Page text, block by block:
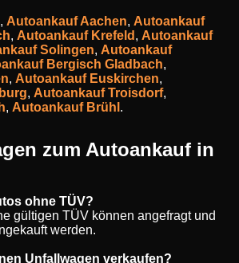
, Autoankauf Aachen, Autoankauf
, Autoankauf Krefeld , Autoankauf
Solingen, Autoankauf
Bergisch Gladbach,
, Autoankauf Euskirchen,
, Autoankauf Troisdorf,
, Autoankauf Brühl .
zum Autoankauf in
ohne TÜV?
gültigen TÜV können angefragt und
werden.
Unfallwagen verkaufen?